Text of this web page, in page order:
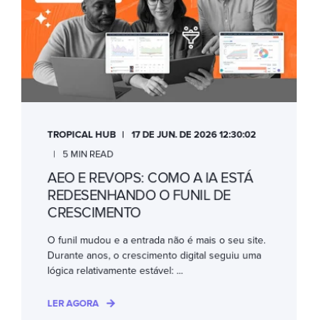
TROPICAL HUB 17 DE JUN. DE 2026 12:30:02
5 MIN READ
AEO E REVOPS: COMO A IA ESTÁ
REDESENHANDO O FUNIL DE
CRESCIMENTO
O funil mudou e a entrada não é mais o seu site.
Durante anos, o crescimento digital seguiu uma
lógica relativamente estável: ...
LER AGORA